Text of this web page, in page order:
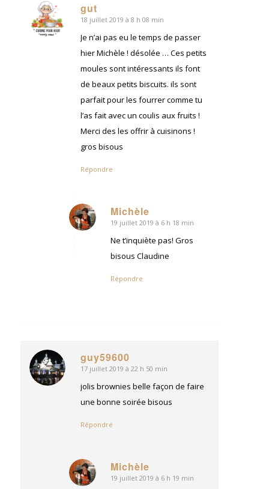
gut
dit
:
18 juillet 2019 à 8 h 08 min
Je n’ai pas eu le temps de passer
hier Michèle ! désolée … Ces petits
moules sont intéressants ils font
de beaux petits biscuits. ils sont
parfait pour les fourrer comme tu
l’as fait avec un coulis aux fruits !
Merci des les offrir à cuisinons !
gros bisous
Répondre
Michèle
dit
19 juillet 2019 à 6 h 18 min
Ne t’inquiète pas! Gros
bisous Claudine
Répondre
guy59600
dit
:
17 juillet 2019 à 22 h 50 min
jolis brownies belle façon de faire
une bonne soirée bisous
Répondre
Michèle
dit
19 juillet 2019 à 6 h 19 min